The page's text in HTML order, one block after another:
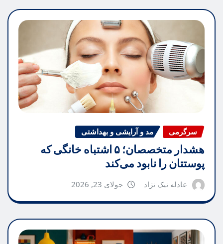
سرگرمی مد و آرایشی و بهداشتی
هشدار متخصصان؛ ۵ اشتباه خانگی که
پوستتان را نابود می‌کند
عادله نیک نژاد جولای 23, 2026